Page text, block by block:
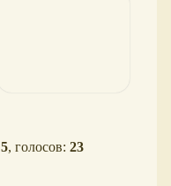
5, голосов: 23